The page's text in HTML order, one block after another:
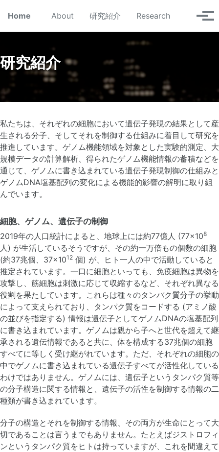
Home
About 研究紹介 Research Toggle
研究紹介
私たちは、それぞれの細胞において遺伝子発現の結果として産
生される分子、そしてそれを制御する仕組みに着目して研究を
推進しています。ゲノム機能領域を対象とした実験的測定、大
規模データの計算解析、得られたゲノム機能情報の蓄積などを
通じて、ゲノムに書き込まれている遺伝子発現制御の仕組みと
ゲノムDNA塩基配列の変化による機能的影響の解明に取り組
んでいます。
細胞、ゲノム、遺伝子の制御
2019年の人口統計によると、地球上には約77億人 (77×108
人) が生活しているそうですが、その約一万倍もの個数の細胞
(約37兆個、37×1012 個) が、ヒト一人の中で活動していると
推定されています。一口に細胞といっても、免疫細胞は異物を
攻撃し、筋細胞は刺激に応じて収縮するなど、それぞれ異なる
役割を果たしています。これらは種々のタンパク質分子の挙動
によって支えられており、タンパク質をコードする (アミノ酸
の並びを指定する) 情報は遺伝子としてゲノムDNAの塩基配列
に書き込まれています。ゲノムは親から子へと世代を超えて継
承される遺伝情報であると共に、体を構成する37兆個の細胞
すべてに等しく受け継がれています。ただ、それぞれの細胞の
中でゲノムに書き込まれている遺伝子すべてが活性化している
わけではありません。ゲノムには、遺伝子というタンパク質等
の分子構造に関する情報と、遺伝子の活性を制御する情報の二
種類が書き込まれています。
分子の構造とそれを制御する情報、その両方が生命にとって大
切であることは言うまでもありません。たとえばジストロフィ
ンというタンパク質をヒトは持っていますが、これを間違えて